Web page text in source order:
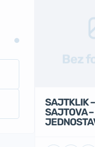
Bez
SAJTKLIK
SAJTOVA –